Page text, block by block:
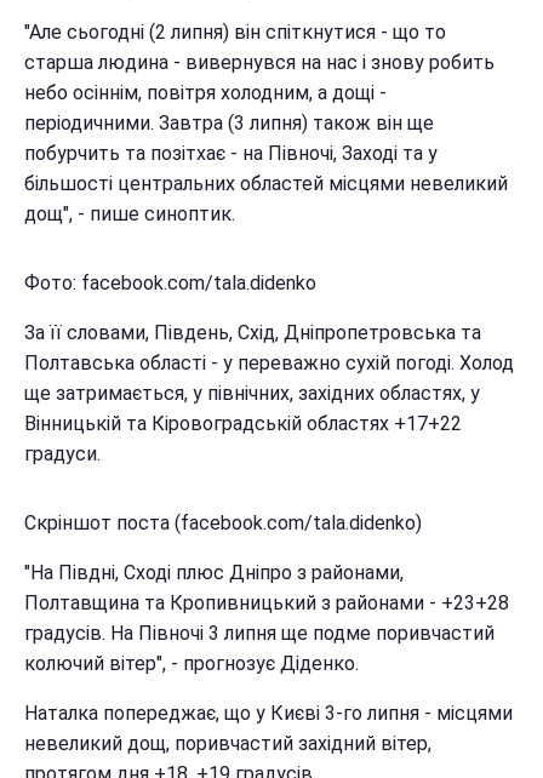
"Але сьогодні (2 липня) він спіткнутися - що то
старша людина - вивернувся на нас і знову робить
небо осіннім, повітря холодним, а дощі -
періодичними. Завтра (3 липня) також він ще
побурчить та позітхає - на Півночі, Заході та у
більшості центральних областей місцями невеликий
дощ", - пише синоптик.
Фото: facebook.com/tala.didenko
За її словами, Південь, Схід, Дніпропетровська та
Полтавська області - у переважно сухій погоді. Холод
ще затримається, у північних, західних областях, у
Вінницькій та Кіровоградській областях +17+22
градуси.
Скріншот поста (facebook.com/tala.didenko)
"На Півдні, Сході плюс Дніпро з районами,
Полтавщина та Кропивницький з районами - +23+28
градусів. На Півночі 3 липня ще подме поривчастий
колючий вітер", - прогнозує Діденко.
Наталка попереджає, що у Києві 3-го липня - місцями
невеликий дощ, поривчастий західний вітер,